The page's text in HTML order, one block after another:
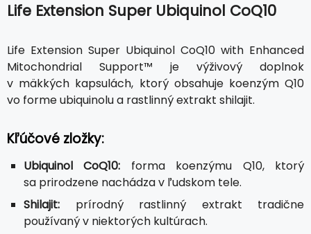
Life Extension Super Ubiquinol CoQ10
Life Extension Super Ubiquinol CoQ10 with Enhanced
Mitochondrial Support™ je výživový doplnok
v mäkkých kapsulách, ktorý obsahuje koenzým Q10
vo forme ubiquinolu a rastlinný extrakt shilajit.
Kľúčové zložky:
Ubiquinol CoQ10: forma koenzýmu Q10, ktorý
sa prirodzene nachádza v ľudskom tele.
Shilajit: prírodný rastlinný extrakt tradične
používaný v niektorých kultúrach.